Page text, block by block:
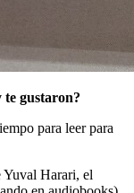
te gustaron?
para leer para
Yuval Harari, el